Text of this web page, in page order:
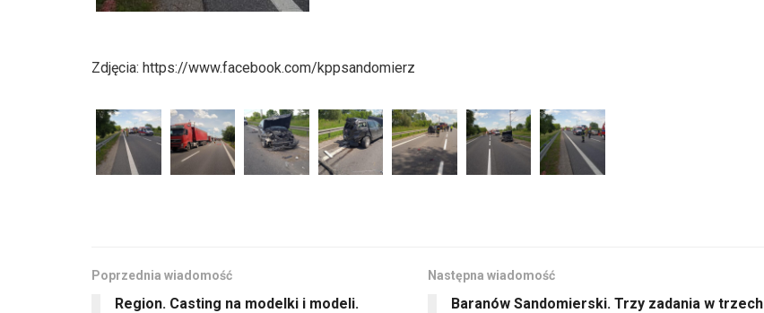
Zdjęcia: https://www.facebook.com/kppsandomierz
Poprzednia wiadomość
Region. Casting na modelki i modeli.
Następna wiadomość
Baranów Sandomierski. Trzy zadania w trzech